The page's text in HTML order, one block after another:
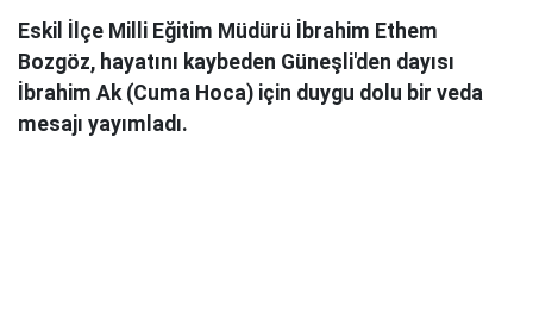
Eskil İlçe Milli Eğitim Müdürü İbrahim Ethem
Bozgöz, hayatını kaybeden Güneşli'den dayısı
İbrahim Ak (Cuma Hoca) için duygu dolu bir veda
mesajı yayımladı.